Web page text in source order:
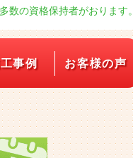
の資格保持者がおります。
事例 お客様の声